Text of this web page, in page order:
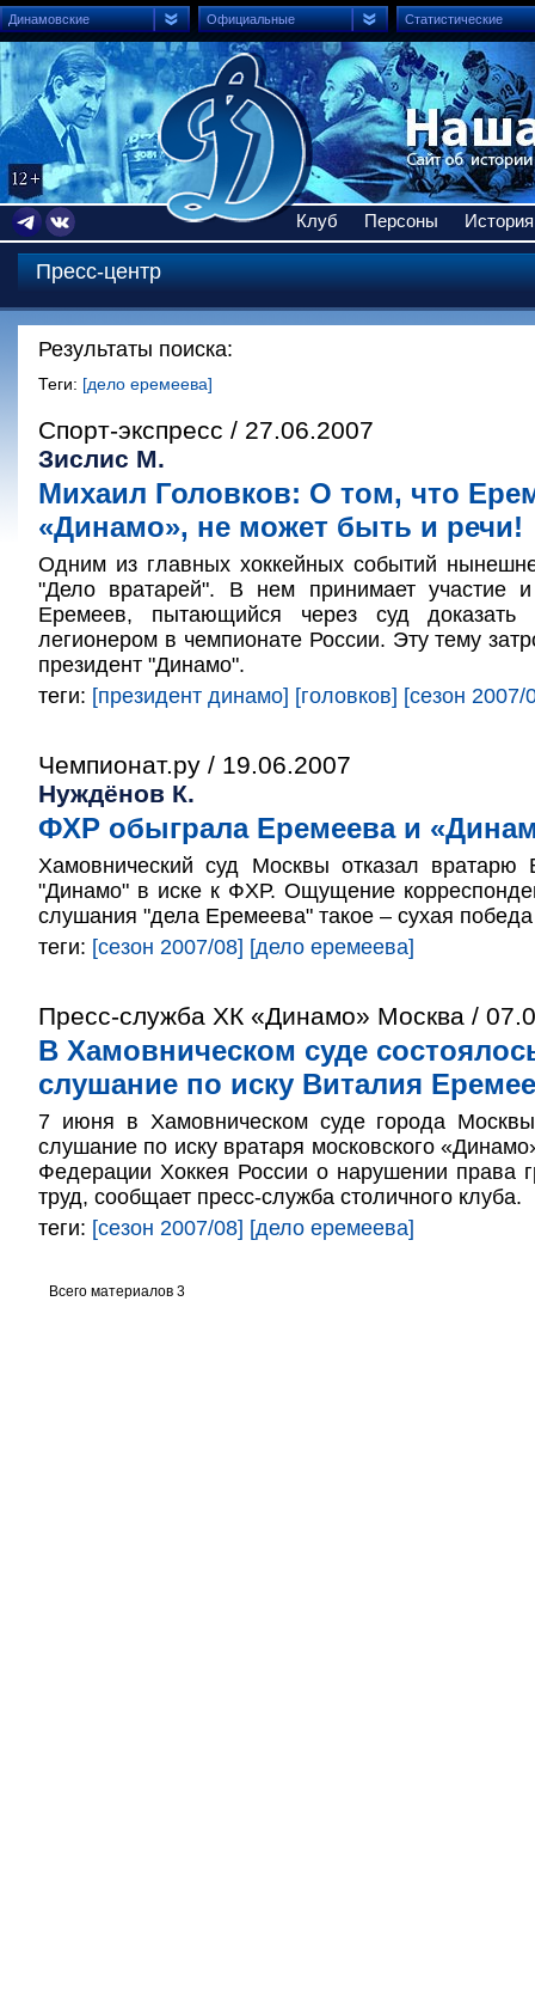
Динамовские Официальные Статистические
Клуб Персоны История
Пресс-центр
Результаты поиска:
Теги: [дело еремеева]
Спорт-экспресс / 27.06.2007
Зислис М.
Михаил Головков: О том, что
«Динамо», не может быть и речи!
Одним из главных хоккейных событий
"Дело вратарей". В нем принимает участие
Еремеев, пытающийся через суд доказать
легионером в чемпионате России. Эту тему
президент "Динамо".
теги: [президент динамо] [головков] [сезон 2007/
Чемпионат.ру / 19.06.2007
Нуждёнов К.
ФХР обыграла Еремеева и
Хамовнический суд Москвы отказал
"Динамо" в иске к ФХР. Ощущение
слушания "дела Еремеева" такое – сухая
теги: [сезон 2007/08] [дело еремеева]
Пресс-служба ХК «Динамо» Москва /
В Хамовническом суде
слушание по иску Виталия
7 июня в Хамовническом суде города
слушание по иску вратаря московского
Федерации Хоккея России о нарушении права
труд, сообщает пресс-служба столичного клуба.
теги: [сезон 2007/08] [дело еремеева]
Всего материалов 3